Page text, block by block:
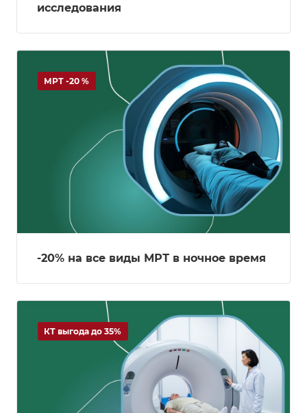
исследования
-20% на все виды МРТ в ночное время
МРТ -20 %
КТ выгода до 35%